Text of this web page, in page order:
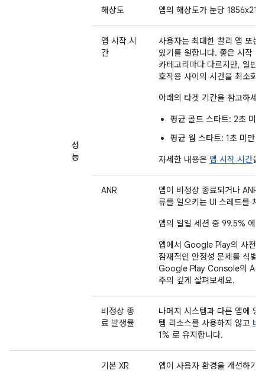
성
능
해상도 앱의 해상도가 눈당
앱 시작 시
간
사용자는 최대한 빨리 앱 또는
있기를 원합니다. 좋은 시작
카테고리마다 다르지만, 일반
호작용 사이의 시간을 최소화
아래의 타겟 기간을 참고하세
평균 콜드 스타트: 2초 미만
평균 웜 스타트: 1초 미만
자세한 내용은 앱 시작 시간을
ANR
앱이 비정상 종료되거나
류를 일으키는 UI 스레드를 차
앱의 일일 세션 중 99.5% 에
앱에서 Google Play의 사전
잠재적인 안정성 문제를 식별
Google Play Console의
주의 깊게 살펴보세요.
비정상 종
료 발생률
나머지 시스템과 다른 앱에 영
템 리소스를 사용하지 않고 비
1% 로 유지합니다.
기본 XR 앱이 사용자 환경을 개선하기